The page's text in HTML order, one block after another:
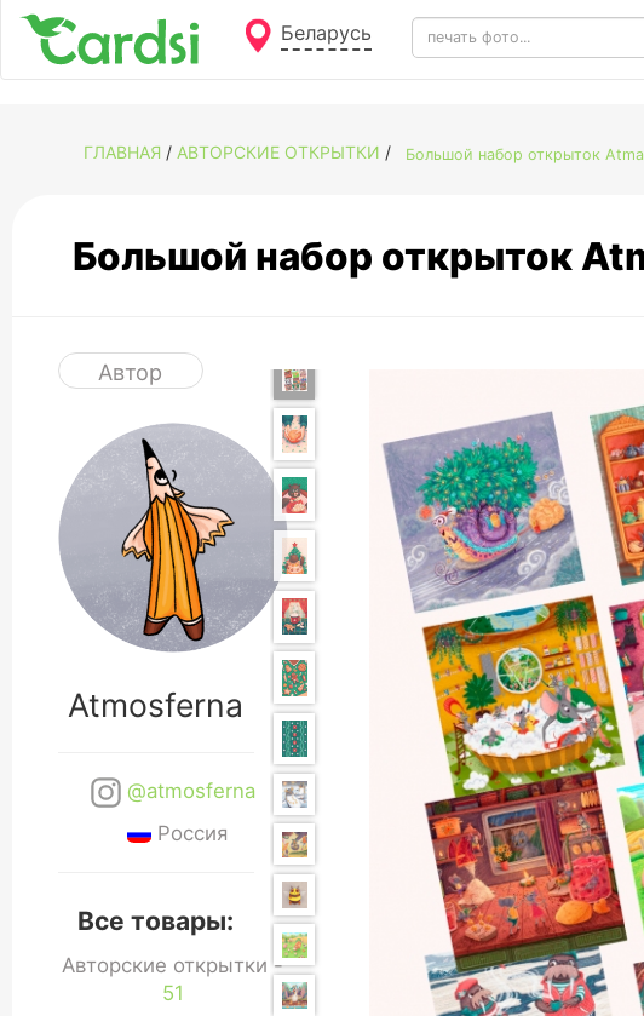
Беларусь
ГЛАВНАЯ / АВТОРСКИЕ ОТКРЫТКИ / Большой набор открыток
Большой набор открыток
Автор
Atmosferna
@atmosferna
Россия
Все товары:
Авторские открытки -
51